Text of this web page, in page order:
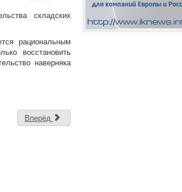
складских
рациональным
восстановить
наверняка
Вперёд